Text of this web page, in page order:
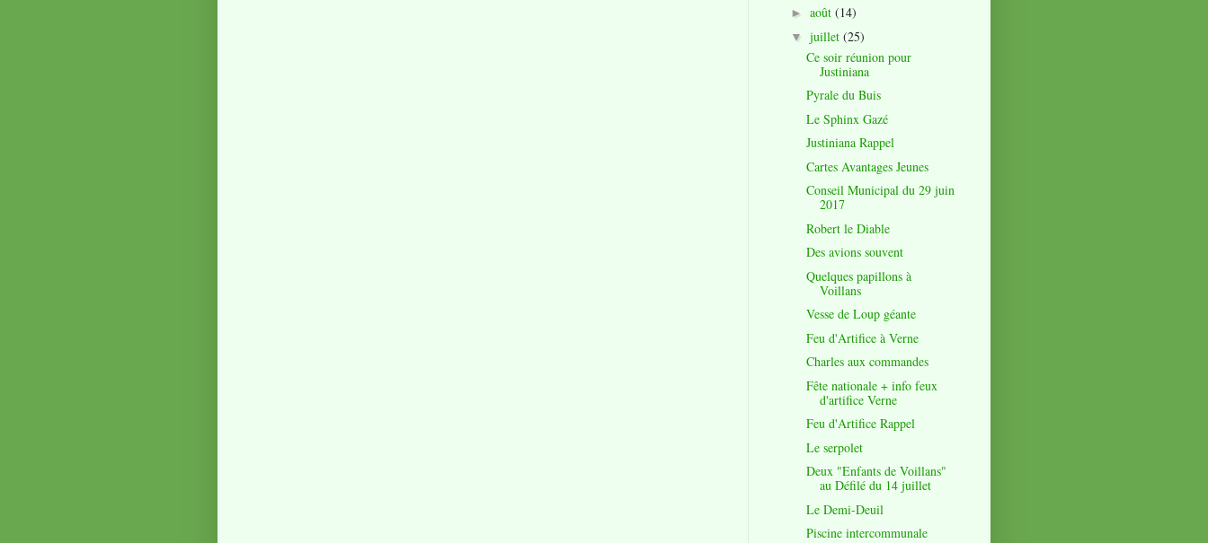
► août (14)
▼ juillet (25)
Ce soir réunion pour
Justiniana
Pyrale du Buis
Le Sphinx Gazé
Justiniana Rappel
Cartes Avantages Jeunes
Conseil Municipal du 29 juin
2017
Robert le Diable
Des avions souvent
Quelques papillons à
Voillans
Vesse de Loup géante
Feu d'Artifice à Verne
Charles aux commandes
Fête nationale + info feux
d'artifice Verne
Feu d'Artifice Rappel
Le serpolet
Deux "Enfants de Voillans"
au Défilé du 14 juillet
Le Demi-Deuil
Piscine intercommunale